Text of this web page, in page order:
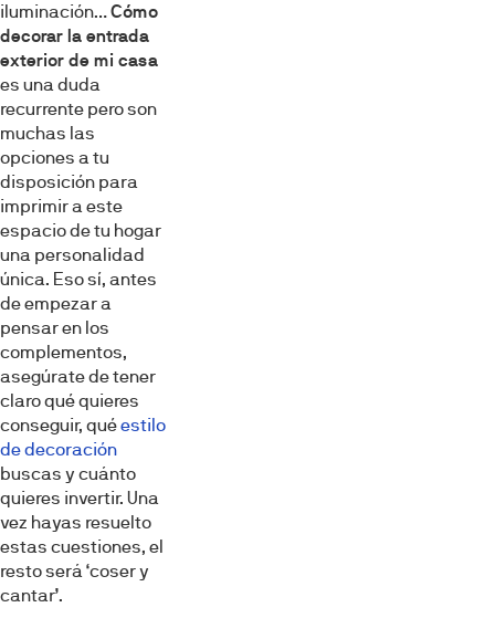
iluminación…Cómo
decorar la entrada
exterior de mi casa
es una duda
recurrente pero son
muchas las
opciones a tu
disposición para
imprimir a este
espacio de tu hogar
una personalidad
única. Eso sí, antes
de empezar a
pensar en los
complementos,
asegúrate de tener
claro qué quieres
conseguir, quéestilo
de decoración
buscas y cuánto
quieres invertir. Una
vez hayas resuelto
estas cuestiones, el
resto será ‘coser y
cantar’.